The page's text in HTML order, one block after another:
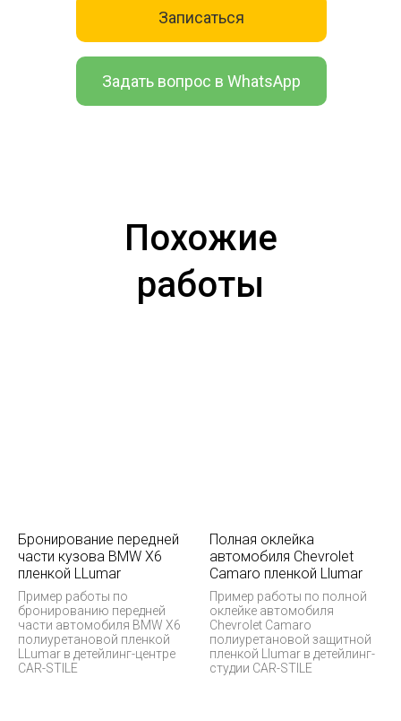
Задать вопрос в WhatsApp
Записаться
Похожие
работы
Бронирование передней
части кузова BMW X6
пленкой LLumar
Пример работы по
бронированию передней
части автомобиля BMW X6
полиуретановой пленкой
LLumar в детейлинг-центре
CAR-STILE
Полная оклейка
автомобиля Chevrolet
Camaro пленкой Llumar
Пример работы по полной
оклейке автомобиля
Chevrolet Camaro
полиуретановой защитной
пленкой Llumar в детейлинг-
студии CAR-STILE